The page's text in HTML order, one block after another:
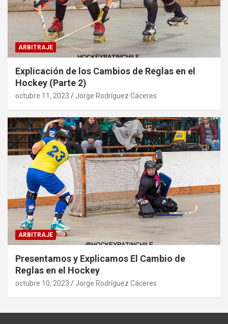
ARBITRAJE
Explicación de los Cambios de Reglas en el
Hockey (Parte 2)
octubre 11, 2023 Jorge Rodríguez Cáceres
ARBITRAJE
Presentamos y Explicamos El Cambio de
Reglas en el Hockey
octubre 10, 2023 Jorge Rodríguez Cáceres